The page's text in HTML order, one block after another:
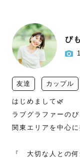
ぴも
友達 カップル
はじめまして🌿
ラブグラファーのぴ
関東エリアを中心
『　大切な人との